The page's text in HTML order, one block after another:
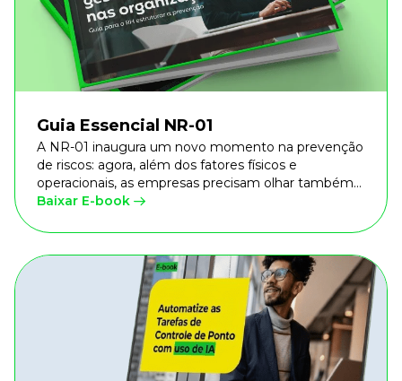
Guia Essencial NR-01
A NR-01 inaugura um novo momento na prevenção
de riscos: agora, além dos fatores físicos e
operacionais, as empresas precisam olhar também
para os riscos organizacionais e psicossociais.
Baixar E-book